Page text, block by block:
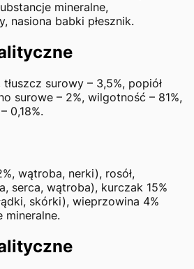
mineralne,
nasiona babki płesznik.
tłuszcz surowy – 3,5%, popiół
surowe – 2%, wilgotność – 81%,
0,18%.
wątroba, nerki), rosół,
serca, wątroba), kurczak 15%
skórki), wieprzowina 4%
mineralne.